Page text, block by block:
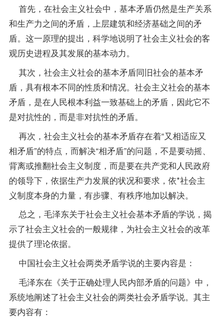
首先，在社会主义社会中，基本矛盾仍然是生产关系
和生产力之间的矛盾，上层建筑和经济基础之间的矛
盾。这一原理的提出，科学地说明了社会主义社会的客
观历史进程及其发展的基本动力。
其次，社会主义社会的基本矛盾同旧社会的基本矛
盾，具有根本不同的性质和情况。社会主义社会的基本
矛盾，是在人民根本利益一致基础上的矛盾，因此它不
是对抗性的，而是非对抗性的矛盾。
再次，社会主义社会的基本矛盾存在着“又相适应又
相矛盾”的特点，而解决“相矛盾”的问题，不是要动摇、
背离或推翻社会主义制度，而是要在共产党和人民政府
的领导下，依据生产力发展的状况和要求，依*社会主
义制度本身的力量，有步骤、有秩序地加以解决。
总之，毛泽东关于社会主义社会基本矛盾的学说，揭
示了社会主义社会的一般规律，为社会主义社会的改革
提供了理论依据。
中国社会主义社会两类矛盾学说的主要内容是：
毛泽东在《关于正确处理人民内部矛盾的问题》中，
系统地阐述了社会主义社会的两类社会矛盾学说。其主
要内容有：